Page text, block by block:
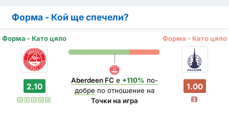
Форма - Кой ще спечели?
Форма - Като цяло Форма - Като цяло
2.10
П П П П П
Aberdeen FC е +110% по-
добрепо отношение на
Точки на игра
1.00
З